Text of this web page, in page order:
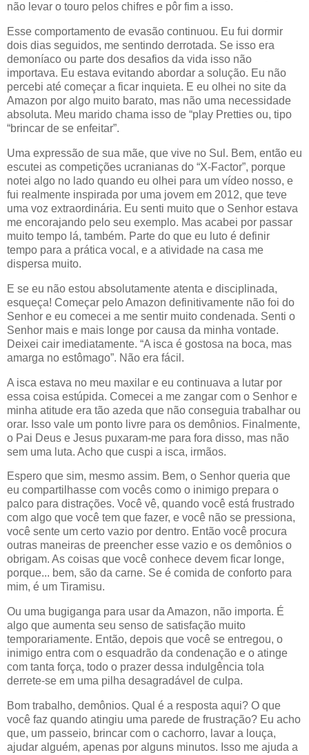
não levar o touro pelos chifres e pôr fim a isso.
Esse comportamento de evasão continuou. Eu fui dormir
dois dias seguidos, me sentindo derrotada. Se isso era
demoníaco ou parte dos desafios da vida isso não
importava. Eu estava evitando abordar a solução. Eu não
percebi até começar a ficar inquieta. E eu olhei no site da
Amazon por algo muito barato, mas não uma necessidade
absoluta. Meu marido chama isso de “play Pretties ou, tipo
“brincar de se enfeitar”.
Uma expressão de sua mãe, que vive no Sul. Bem, então eu
escutei as competições ucranianas do “X-Factor”, porque
notei algo no lado quando eu olhei para um vídeo nosso, e
fui realmente inspirada por uma jovem em 2012, que teve
uma voz extraordinária. Eu senti muito que o Senhor estava
me encorajando pelo seu exemplo. Mas acabei por passar
muito tempo lá, também. Parte do que eu luto é definir
tempo para a prática vocal, e a atividade na casa me
dispersa muito.
E se eu não estou absolutamente atenta e disciplinada,
esqueça! Começar pelo Amazon definitivamente não foi do
Senhor e eu comecei a me sentir muito condenada. Senti o
Senhor mais e mais longe por causa da minha vontade.
Deixei cair imediatamente. “A isca é gostosa na boca, mas
amarga no estômago”. Não era fácil.
A isca estava no meu maxilar e eu continuava a lutar por
essa coisa estúpida. Comecei a me zangar com o Senhor e
minha atitude era tão azeda que não conseguia trabalhar ou
orar. Isso vale um ponto livre para os demônios. Finalmente,
o Pai Deus e Jesus puxaram-me para fora disso, mas não
sem uma luta. Acho que cuspi a isca, irmãos.
Espero que sim, mesmo assim. Bem, o Senhor queria que
eu compartilhasse com vocês como o inimigo prepara o
palco para distrações. Você vê, quando você está frustrado
com algo que você tem que fazer, e você não se pressiona,
você sente um certo vazio por dentro. Então você procura
outras maneiras de preencher esse vazio e os demônios o
obrigam. As coisas que você conhece devem ficar longe,
porque... bem, são da carne. Se é comida de conforto para
mim, é um Tiramisu.
Ou uma bugiganga para usar da Amazon, não importa. É
algo que aumenta seu senso de satisfação muito
temporariamente. Então, depois que você se entregou, o
inimigo entra com o esquadrão da condenação e o atinge
com tanta força, todo o prazer dessa indulgência tola
derrete-se em uma pilha desagradável de culpa.
Bom trabalho, demônios. Qual é a resposta aqui? O que
você faz quando atingiu uma parede de frustração? Eu acho
que, um passeio, brincar com o cachorro, lavar a louça,
ajudar alguém, apenas por alguns minutos. Isso me ajuda a